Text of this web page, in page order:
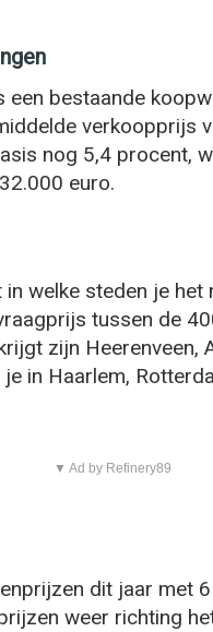
bestaande
verkoopprijs
nog 5,4 procent,
euro.
welke steden je
tussen de
zijn Heerenveen,
in Haarlem,
▼ Ad by Refinery89
dit jaar met
weer richting